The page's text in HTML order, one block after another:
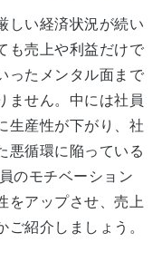
しい経済状況が続い
も売上や利益だけで
ったメンタル面まで
ません。中には社員
生産性が下がり、社
悪循環に陥っている
のモチベーション
をアップさせ、売上
紹介しましょう。